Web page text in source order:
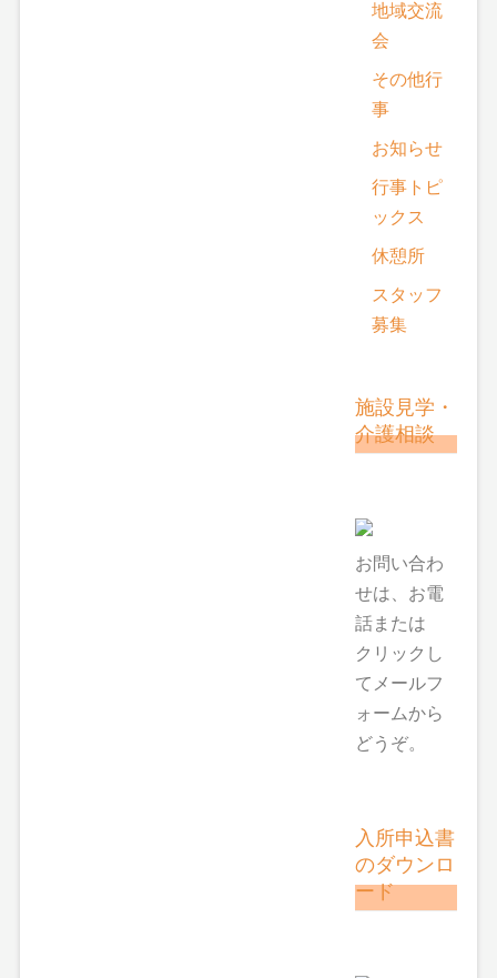
地域交流
会
その他行
事
お知らせ
行事トピ
ックス
休憩所
スタッフ
募集
施設見学・
介護相談
お問い合わ
せは、お電
話または
クリックし
てメールフ
ォームから
どうぞ。
入所申込書
のダウンロ
ード